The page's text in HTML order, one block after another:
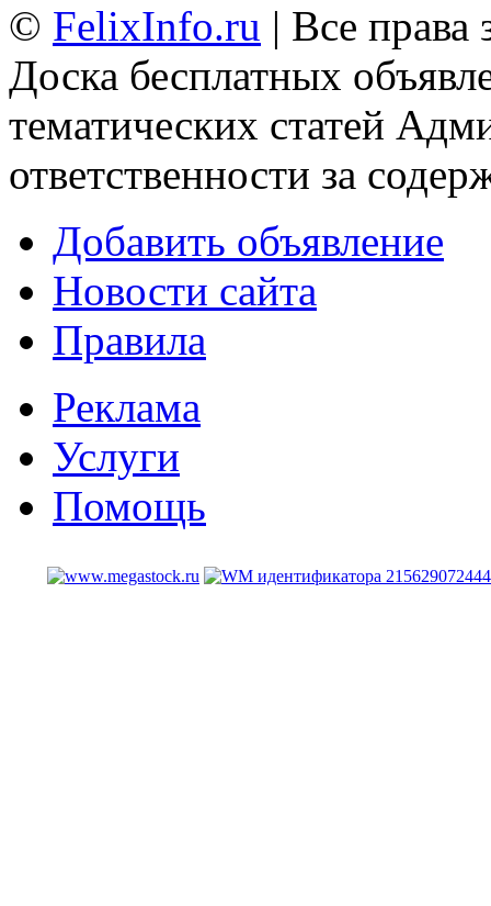
© FelixInfo.ru | Все
Доска бесплатных
тематических статей
ответственности за
Добавить объявление
Новости сайта
Правила
Реклама
Услуги
Помощь